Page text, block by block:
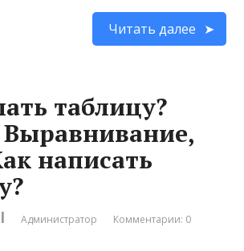
Читать далее
таблицу?
написать
Администратор Комментарии: 0